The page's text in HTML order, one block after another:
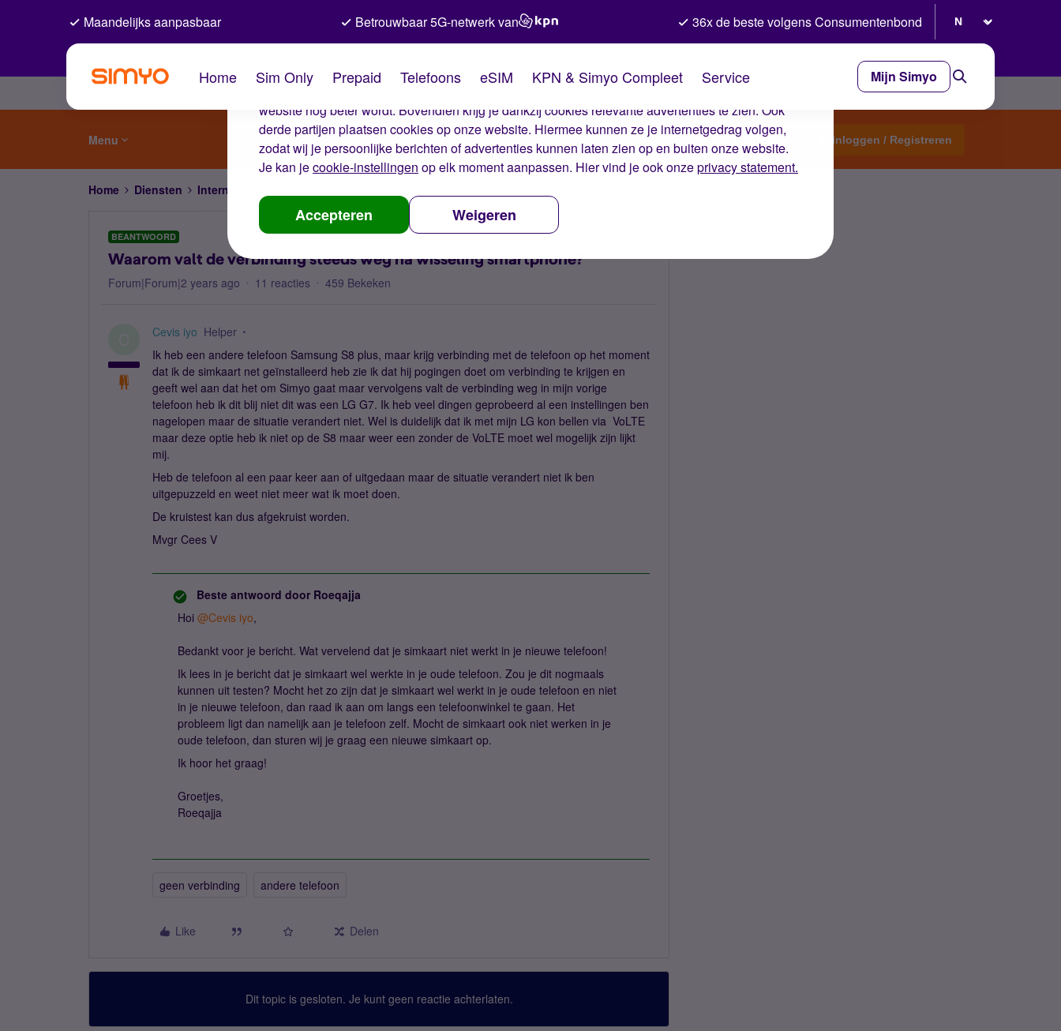
De cookies van Simyo
Wij gebruiken cookies op onze website. Met deze cookies zorgen wij ervoor dat je ervaring op de
website nog beter wordt. Bovendien krijg je dankzij cookies relevante advertenties te zien. Ook
derde partijen plaatsen cookies op onze website. Hiermee kunnen ze je internetgedrag volgen,
zodat wij je persoonlijke berichten of advertenties kunnen laten zien op en buiten onze website.
Je kan jecookie-instellingen op elk moment aanpassen. Hier vind je ook onzeprivacy statement.
Accepteren Weigeren
Maandelijks aanpasbaar Betrouwbaar 5G-netwerk van 36x de beste volgens Consumentenbond
Home Sim Only Prepaid Telefoons eSIM KPN & Simyo Compleet Service Mijn Simyo
Menu Start een topic Inloggen / Registreren
Home Diensten Internet, 4G en 5G
BEANTWOORD
Waarom valt de verbinding steeds weg na wisseling smartphone?
Forum|Forum|2 years ago 11 reacties 459 Bekeken
Cevis iyo Helper
Ik heb een andere telefoon Samsung S8 plus, maar krijg verbinding met de telefoon op het moment
dat ik de simkaart net geïnstalleerd heb zie ik dat hij pogingen doet om verbinding te krijgen en
geeft wel aan dat het om Simyo gaat maar vervolgens valt de verbinding weg in mijn vorige
telefoon heb ik dit blij niet dit was een LG G7. Ik heb veel dingen geprobeerd al een instellingen ben
nagelopen maar de situatie verandert niet. Wel is duidelijk dat ik met mijn LG kon bellen via VoLTE
maar deze optie heb ik niet op de S8 maar weer een zonder de VoLTE moet wel mogelijk zijn lijkt
mij.
Heb de telefoon al een paar keer aan of uitgedaan maar de situatie verandert niet ik ben
uitgepuzzeld en weet niet meer wat ik moet doen.
De kruistest kan dus afgekruist worden.
Mvgr Cees V
Beste antwoord door Roeqajja
Hoi @Cevis iyo,
Bedankt voor je bericht. Wat vervelend dat je simkaart niet werkt in je nieuwe telefoon!
Ik lees in je bericht dat je simkaart wel werkte in je oude telefoon. Zou je dit nogmaals
kunnen uit testen? Mocht het zo zijn dat je simkaart wel werkt in je oude telefoon en niet
in je nieuwe telefoon, dan raad ik aan om langs een telefoonwinkel te gaan. Het
probleem ligt dan namelijk aan je telefoon zelf. Mocht de simkaart ook niet werken in je
oude telefoon, dan sturen wij je graag een nieuwe simkaart op.
Ik hoor het graag!
Groetjes,
Roeqajja
geen verbinding andere telefoon
Like Delen
Dit topic is gesloten. Je kunt geen reactie achterlaten.